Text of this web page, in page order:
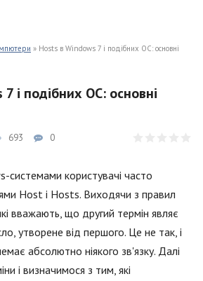
» Hosts в Windows 7 і подібних ОС: основні
і подібних ОС: основні
693 0
системами користувачі часто
Host і Hosts. Виходячи з правил
вважають, що другий термін являє
утворене від першого. Це не так, і
абсолютно ніякого зв'язку. Далі
і визначимося з тим, які